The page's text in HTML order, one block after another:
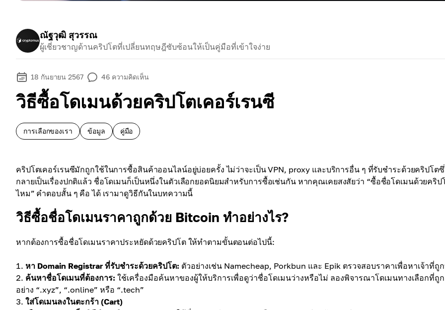
ณัฐวุฒิ สุวรรณ
ผู้เชี่ยวชาญด้านคริปโตที่เปลี่ยนทฤษฎีซับซ้อนให้เป็นคู่มือที่เข้าใจง่าย
18 กันยายน 2567 46 ความคิดเห็น
วิธีซื้อโดเมนด้วยคริปโตเคอร์เรนซี
การเลือกของเรา ข้อมูล คู่มือ
คริปโตเคอร์เรนซีมักถูกใช้ในการซื้อสินค้าออนไลน์อยู่บ่อยครั้ง ไม่ว่าจะเป็น VPN, proxy และบริการอื่น ๆ ที่รับชำระด้วยคริปโต
กลายเป็นเรื่องปกติแล้ว ชื่อโดเมนก็เป็นหนึ่งในตัวเลือกยอดนิยมสำหรับการซื้อเช่นกัน หากคุณเคยสงสัยว่า “ซื้อชื่อโดเมนด้วยคริป
ไหม” คำตอบสั้น ๆ คือ ได้ เรามาดูวิธีกันในบทความนี้
วิธีซื้อชื่อโดเมนราคาถูกด้วย Bitcoin ทำอย่างไร?
หากต้องการซื้อชื่อโดเมนราคาประหยัดด้วยคริปโต ให้ทำตามขั้นตอนต่อไปนี้:
หา Domain Registrar ที่รับชำระด้วยคริปโต: ตัวอย่างเช่น Namecheap, Porkbun และ Epik ตรวจสอบราคาเพื่อหาเจ้าที่ถู
ค้นหาชื่อโดเมนที่ต้องการ: ใช้เครื่องมือค้นหาของผู้ให้บริการเพื่อดูว่าชื่อโดเมนว่างหรือไม่ ลองพิจารณาโดเมนทางเลือกที่ถู
อย่าง “.xyz”, “.online” หรือ “.tech”
ใส่โดเมนลงในตะกร้า (Cart)